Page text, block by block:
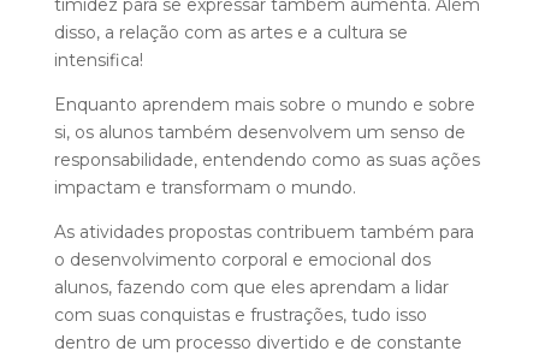
timidez para se expressar também aumenta. Além
disso, a relação com as artes e a cultura se
intensifica!
Enquanto aprendem mais sobre o mundo e sobre
si, os alunos também desenvolvem um senso de
responsabilidade, entendendo como as suas ações
impactam e transformam o mundo.
As atividades propostas contribuem também para
o desenvolvimento corporal e emocional dos
alunos, fazendo com que eles aprendam a lidar
com suas conquistas e frustrações, tudo isso
dentro de um processo divertido e de constante